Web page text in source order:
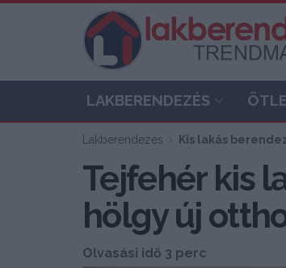
LAKBERENDEZÉS
Lakberendezés Kis lakás
Tejfehér kis
hölgy új
Olvasási idő 3 perc